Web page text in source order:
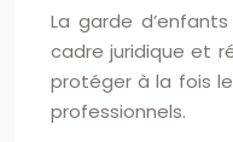
La garde
cadre juridique et
protéger à la fois
professionnels.